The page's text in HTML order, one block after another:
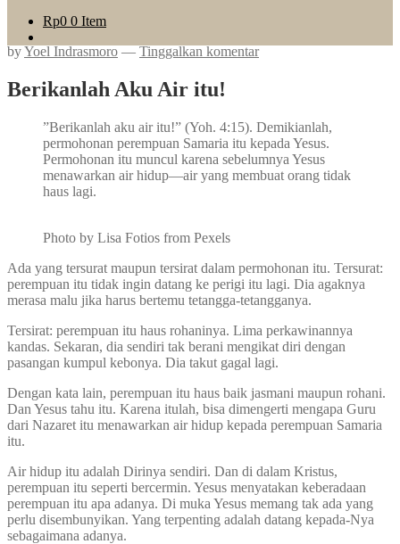
Rp0 0 Item
byYoel Indrasmoro — Tinggalkan komentar
Berikanlah Aku Air itu!
”Berikanlah aku air itu!” (Yoh. 4:15). Demikianlah,
permohonan perempuan Samaria itu kepada Yesus.
Permohonan itu muncul karena sebelumnya Yesus
menawarkan air hidup—air yang membuat orang tidak
haus lagi.
Photo by Lisa Fotios from Pexels
Ada yang tersurat maupun tersirat dalam permohonan itu. Tersurat:
perempuan itu tidak ingin datang ke perigi itu lagi. Dia agaknya
merasa malu jika harus bertemu tetangga-tetangganya.
Tersirat: perempuan itu haus rohaninya. Lima perkawinannya
kandas. Sekaran, dia sendiri tak berani mengikat diri dengan
pasangan kumpul kebonya. Dia takut gagal lagi.
Dengan kata lain, perempuan itu haus baik jasmani maupun rohani.
Dan Yesus tahu itu. Karena itulah, bisa dimengerti mengapa Guru
dari Nazaret itu menawarkan air hidup kepada perempuan Samaria
itu.
Air hidup itu adalah Dirinya sendiri. Dan di dalam Kristus,
perempuan itu seperti bercermin. Yesus menyatakan keberadaan
perempuan itu apa adanya. Di muka Yesus memang tak ada yang
perlu disembunyikan. Yang terpenting adalah datang kepada-Nya
sebagaimana adanya.